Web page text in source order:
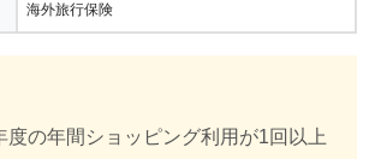
海外旅行保険
度の年間ショッピング利用が1回以上